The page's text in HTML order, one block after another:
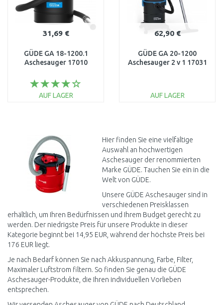
31,69 €
GÜDE GA 18-1200.1
Aschesauger 17010
AUF LAGER
Vergleichen
62,90 €
GÜDE GA 20-1200
Aschesauger 2 v 1 17031
AUF LAGER
Vergleichen
Hier finden Sie eine vielfältige
Auswahl an hochwertigen
Aschesauger der renommierten
Marke GÜDE. Tauchen Sie ein in die
Welt von GÜDE.
Unsere GÜDE Aschesauger sind in
verschiedenen Preisklassen
erhältlich, um Ihren Bedürfnissen und Ihrem Budget gerecht zu
werden. Der niedrigste Preis für unsere Produkte in dieser
Kategorie beginnt bei 14,95 EUR, während der höchste Preis bei
176 EUR liegt.
Je nach Bedarf können Sie nach Akkuspannung, Farbe, Filter,
Maximaler Luftstrom filtern. So finden Sie genau die GÜDE
Aschesauger-Produkte, die Ihren individuellen Vorlieben
entsprechen.